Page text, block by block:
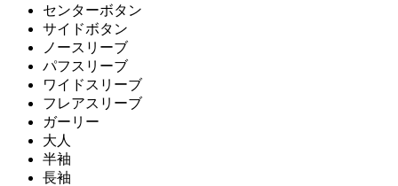
センターボタン
サイドボタン
ノースリーブ
パフスリーブ
ワイドスリーブ
フレアスリーブ
ガーリー
大人
半袖
長袖